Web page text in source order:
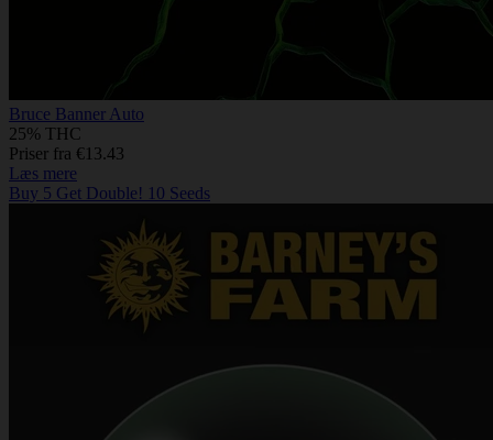
Bruce Banner Auto
25% THC
Priser fra €13.43
Læs mere
Buy 5 Get Double! 10 Seeds